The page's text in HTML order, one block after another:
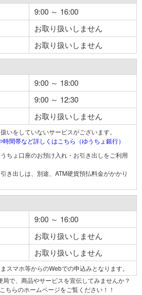
9:00 ～ 16:00
お取り扱いしません
お取り扱いしません
9:00 ～ 18:00
9:00 ～ 12:30
お取り扱いしません
いをしていないサービスがございます。
間帯など詳しくはこちら（ゆうちょ銀行）
ちょ口座のお預け入れ・お引き出しをご利用
き出しは、別途、ATM硬貨預払料金がかかり
9:00 ～ 16:00
お取り扱いしません
お取り扱いしません
スマホ等からのWebでの申込みとなります。
で、商品やサービスを宣伝してみませんか？
ちらのホームページをご覧ください！！